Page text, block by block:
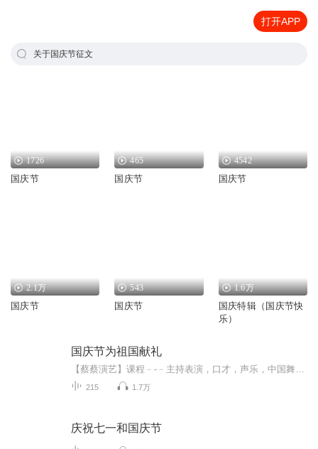
打开APP
关于国庆节征文
1726
国庆节
465
国庆节
4542
国庆节
2.1万
国庆节
543
国庆节
1.6万
国庆特辑（国庆节快
乐）
国庆节为祖国献礼
215 1.7万
庆祝七一和国庆节